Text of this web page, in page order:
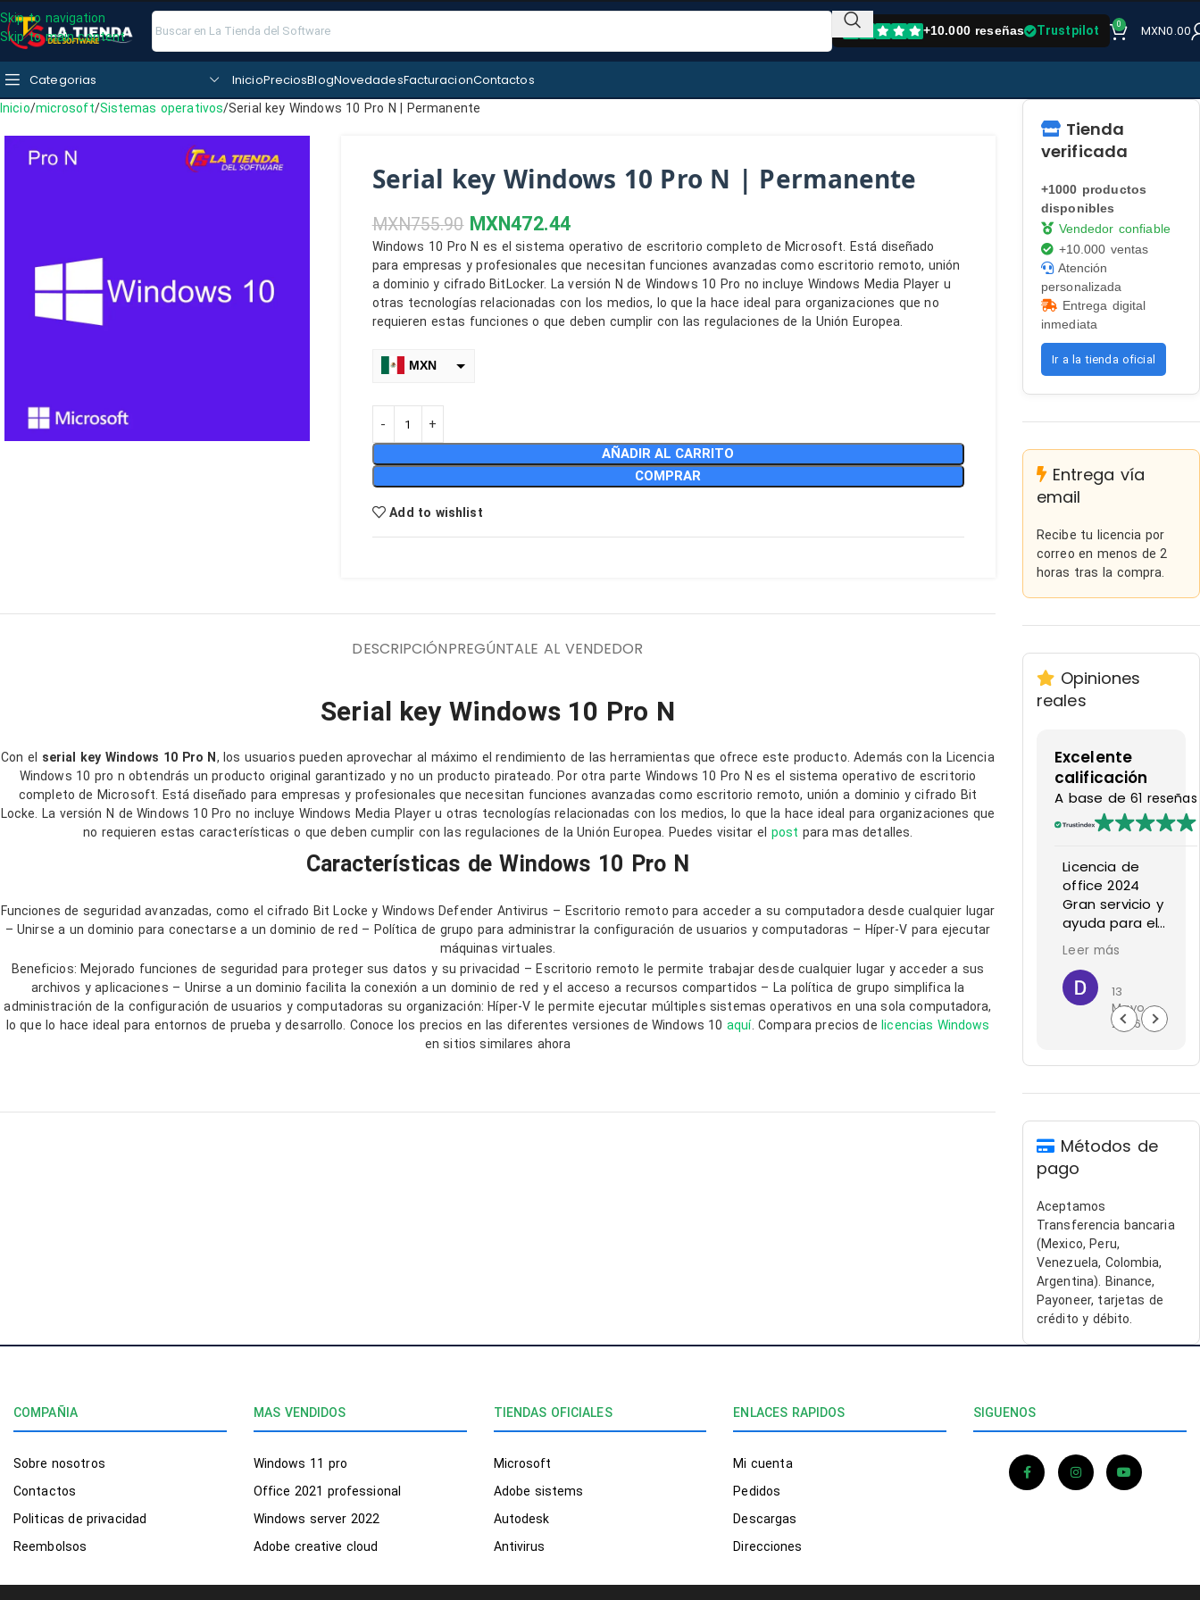
Skip to navigation
Skip to main content
+10.000 reseñas Trustpilot 0 MXN0.00
Categorias InicioPreciosBlogNovedadesFacturacionContactos
Inicio microsoft Sistemas operativos Serial key Windows 10 Pro N | Permanente
Serial key Windows 10 Pro N | Permanente
MXN755.90 MXN472.44
Windows 10 Pro N es el sistema operativo de escritorio completo de Microsoft. Está diseñado
para empresas y profesionales que necesitan funciones avanzadas como escritorio remoto, unión
a dominio y cifrado BitLocker. La versión N de Windows 10 Pro no incluye Windows Media Player u
otras tecnologías relacionadas con los medios, lo que la hace ideal para organizaciones que no
requieren estas funciones o que deben cumplir con las regulaciones de la Unión Europea.
MXN
COP
DOP
AÑADIR AL CARRITO
COMPRAR
Add to wishlist
DESCRIPCIÓNPREGÚNTALE AL VENDEDOR
Serial key Windows 10 Pro N
Con el serial key Windows 10 Pro N , los usuarios pueden aprovechar al máximo el rendimiento de las herramientas que ofrece este producto. Además con la Licencia
Windows 10 pro n obtendrás un producto original garantizado y no un producto pirateado. Por otra parte Windows 10 Pro N es el sistema operativo de escritorio
completo de Microsoft. Está diseñado para empresas y profesionales que necesitan funciones avanzadas como escritorio remoto, unión a dominio y cifrado Bit
Locke. La versión N de Windows 10 Pro no incluye Windows Media Player u otras tecnologías relacionadas con los medios, lo que la hace ideal para organizaciones que
no requieren estas características o que deben cumplir con las regulaciones de la Unión Europea. Puedes visitar el post para mas detalles.
Características de Windows 10 Pro N
Funciones de seguridad avanzadas, como el cifrado Bit Locke y Windows Defender Antivirus – Escritorio remoto para acceder a su computadora desde cualquier lugar
– Unirse a un dominio para conectarse a un dominio de red – Política de grupo para administrar la configuración de usuarios y computadoras – Híper-V para ejecutar
máquinas virtuales.
Beneficios: Mejorado funciones de seguridad para proteger sus datos y su privacidad – Escritorio remoto le permite trabajar desde cualquier lugar y acceder a sus
archivos y aplicaciones – Unirse a un dominio facilita la conexión a un dominio de red y el acceso a recursos compartidos – La política de grupo simplifica la
administración de la configuración de usuarios y computadoras su organización: Híper-V le permite ejecutar múltiples sistemas operativos en una sola computadora,
lo que lo hace ideal para entornos de prueba y desarrollo. Conoce los precios en las diferentes versiones de Windows 10aquí. Compara precios de licencias Windows
en sitios similares ahora
Tienda
verificada
+1000 productos
disponibles
Vendedor confiable
+10.000 ventas
Atención
personalizada
Entrega digital
inmediata
Ir a la tienda oficial
Entrega vía
email
Recibe tu licencia por
correo en menos de 2
horas tras la compra.
Opiniones
reales
Excelente
calificación
A base de61 reseñas
confiable
¡El soporte es
magnífico!
Siempre están
disponibles para
ayudar y
resolver
cualquier duda
confiables y
luis dlc
31
Mayo
2026
La rapidez con
la que se
pusieron en
contacto fue
impresionante, y
el servicio
ofrecido superó
todas mis
profesional y
audemard
26
Mayo
2026
Licencia de
office 2024
Gran servicio y
ayuda para el
cliente
puntuales,
serviciales y
precios
económicos
muy confiables
ellos
Leer más
13
Mayo
2026
Métodos de
pago
Aceptamos
Transferencia bancaria
(Mexico, Peru,
Venezuela, Colombia,
Argentina). Binance,
Payoneer, tarjetas de
crédito y débito.
COMPAÑIA
Sobre nosotros
Contactos
Politicas de privacidad
Reembolsos
MAS VENDIDOS
Windows 11 pro
Office 2021 professional
Windows server 2022
Adobe creative cloud
TIENDAS OFICIALES
Microsoft
Adobe sistems
Autodesk
Antivirus
ENLACES RAPIDOS
Mi cuenta
Pedidos
Descargas
Direcciones
SIGUENOS